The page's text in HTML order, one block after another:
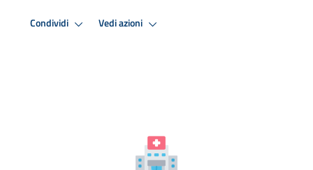
Condividi Vedi azioni